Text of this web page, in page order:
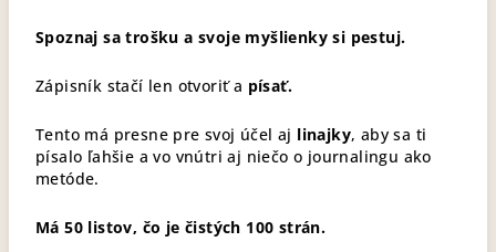
Spoznaj sa trošku a svoje myšlienky si pestuj.
Zápisník stačí len otvoriť a písať.
Tento má presne pre svoj účel aj linajky, aby sa ti
písalo ľahšie a vo vnútri aj niečo o journalingu ako
metóde.
Má 50 listov, čo je čistých 100 strán.